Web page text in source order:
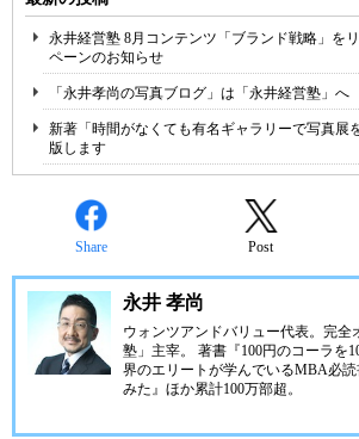
永井経営塾 8月コンテンツ「ブランド戦略」を
ペーンのお知らせ
「永井孝尚の写真ブログ」は「永井経営塾」へ
新著「時間がなくても有名ギャラリーで写真展
版します
Share Post
永井 孝尚
ウォンツアンドバリュー代表。完全
塾」主宰。 著書『100円のコーラを
界のエリートが学んでいるMBA必
みた』ほか累計100万部超。